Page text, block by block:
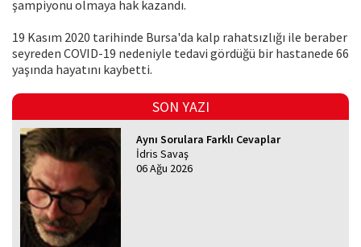
şampiyonu olmaya hak kazandı.
19 Kasım 2020 tarihinde Bursa'da kalp rahatsızlığı ile beraber
seyreden COVID-19 nedeniyle tedavi gördüğü bir hastanede 66
yaşında hayatını kaybetti.
SON YAZI
Aynı Sorulara Farklı Cevaplar
İdris Savaş
06 Ağu 2026